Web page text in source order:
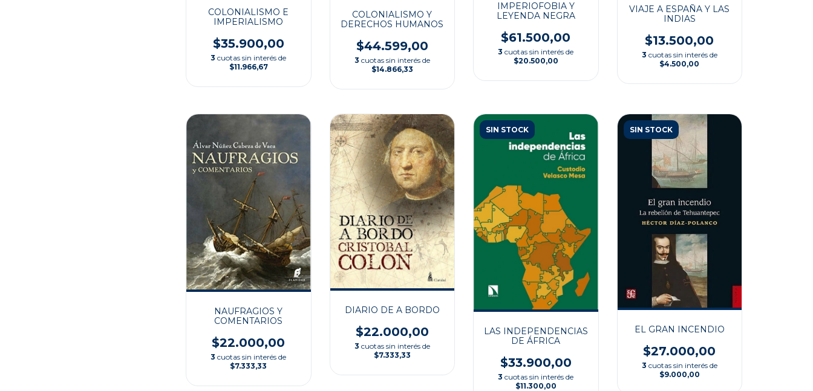
COLONIALISMO E
IMPERIALISMO
$35.900,00
3 cuotas sin interés de
$11.966,67
COLONIALISMO Y
DERECHOS HUMANOS
$44.599,00
3 cuotas sin interés de
$14.866,33
IMPERIOFOBIA Y
LEYENDA NEGRA
$61.500,00
3 cuotas sin interés de
$20.500,00
VIAJE A ESPAÑA Y LAS
INDIAS
$13.500,00
3 cuotas sin interés de
$4.500,00
NAUFRAGIOS Y
COMENTARIOS
$22.000,00
3 cuotas sin interés de
$7.333,33
DIARIO DE A BORDO
$22.000,00
3 cuotas sin interés de
$7.333,33
SIN STOCK
LAS INDEPENDENCIAS
DE ÁFRICA
$33.900,00
3 cuotas sin interés de
$11.300,00
SIN STOCK
EL GRAN INCENDIO
$27.000,00
3 cuotas sin interés de
$9.000,00